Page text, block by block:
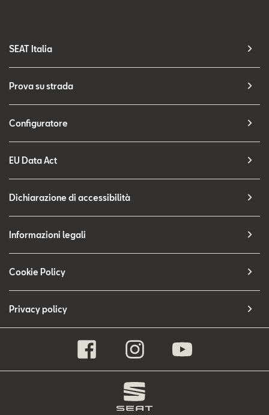
SEAT Italia
Prova su strada
Configuratore
EU Data Act
Dichiarazione di accessibilità
Informazioni legali
Cookie Policy
Privacy policy